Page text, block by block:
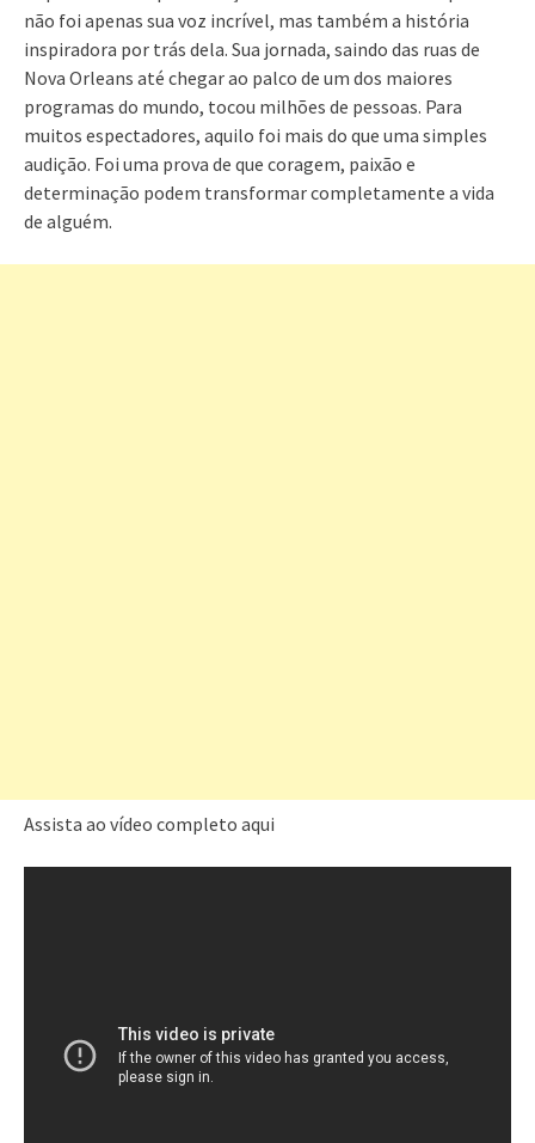
não foi apenas sua voz incrível, mas também a história
inspiradora por trás dela. Sua jornada, saindo das ruas de
Nova Orleans até chegar ao palco de um dos maiores
programas do mundo, tocou milhões de pessoas. Para
muitos espectadores, aquilo foi mais do que uma simples
audição. Foi uma prova de que coragem, paixão e
determinação podem transformar completamente a vida
de alguém.
Assista ao vídeo completo aqui